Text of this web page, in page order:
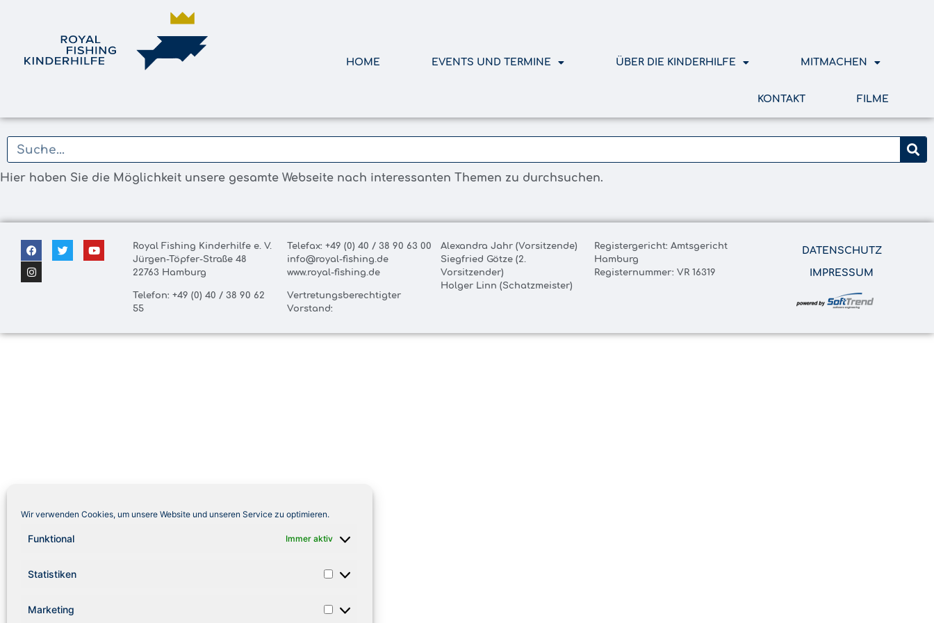
Wir verwenden Cookies, um unsere Website und unseren Service zu optimieren.
Funktional Immer aktiv
Statistiken
Marketing
HOME EVENTS UND TERMINE ÜBER DIE KINDERHILFE MITMACHEN
KONTAKT FILME
Hier haben Sie die Möglichkeit unsere gesamte Webseite nach interessanten Themen zu durchsuchen.
Royal Fishing Kinderhilfe e. V.
Jürgen-Töpfer-Straße 48
22763 Hamburg
Telefon: +49 (0) 40 / 38 90 62
55
Telefax: +49 (0) 40 / 38 90 63 00
info@royal-fishing.de
www.royal-fishing.de
Vertretungsberechtigter
Vorstand:
Alexandra Jahr (Vorsitzende)
Siegfried Götze (2.
Vorsitzender)
Holger Linn (Schatzmeister)
Registergericht: Amtsgericht
Hamburg
Registernummer: VR 16319
DATENSCHUTZ
IMPRESSUM